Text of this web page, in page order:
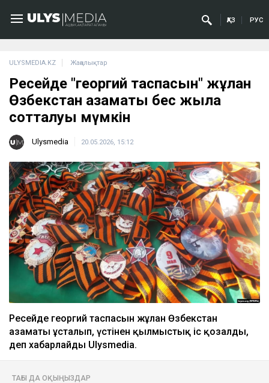
ҚАЗ РУС
ULYSMEDIA.KZ Жаңалықтар
Ресейде "георгий таспасын" жұлған
Өзбекстан азаматы бес жылға
сотталуы мүмкін
Ulysmedia 20.05.2026, 15:12
Ресейде георгий таспасын жұлған Өзбекстан
азаматы ұсталып, үстінен қылмыстық іс қозғалды,
деп хабарлайды Ulysmedia.
ТАҒЫ ДА ОҚЫҢЫЗДАР